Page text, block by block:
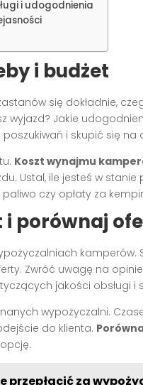
i udogodnienia
i budżet
się dokładnie,
wyjazd? Jakie
i skupić się na
Koszt wynajmu
Ustal, ile jesteś w
czy opłaty za
i porównaj
kamperów.
Zwróć uwagę na
jakości obsługi i
wypożyczalni.
do klienta.
za